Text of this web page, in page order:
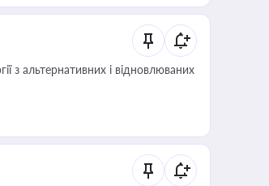
з альтернативних і відновлюваних